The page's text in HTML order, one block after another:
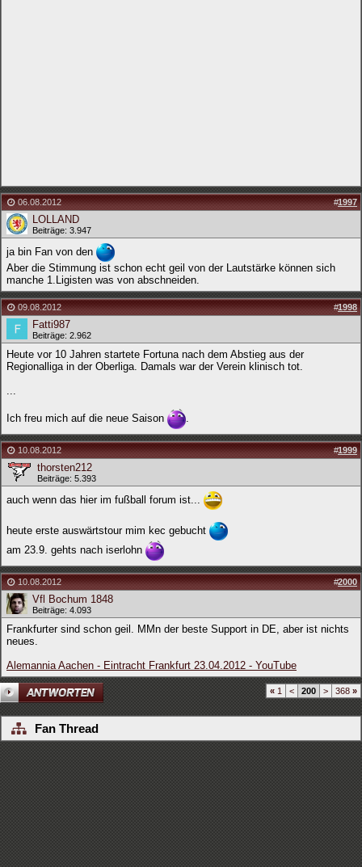
06.08.2012 #1997
LOLLAND
Beiträge: 3.947
ja bin Fan von den
Aber die Stimmung ist schon echt geil von der Lautstärke können sich
manche 1.Ligisten was von abschneiden.
09.08.2012 #1998
Fatti987
Beiträge: 2.962
Heute vor 10 Jahren startete Fortuna nach dem Abstieg aus der
Regionalliga in der Oberliga. Damals war der Verein klinisch tot.
...
Ich freu mich auf die neue Saison .
10.08.2012 #1999
thorsten212
Beiträge: 5.393
auch wenn das hier im fußball forum ist...
heute erste auswärtstour mim kec gebucht
am 23.9. gehts nach iserlohn
10.08.2012 #2000
Vfl Bochum 1848
Beiträge: 4.093
Frankfurter sind schon geil. MMn der beste Support in DE, aber ist nichts
neues.
Alemannia Aachen - Eintracht Frankfurt 23.04.2012 - YouTube
« 1 < 200 > 368 »
Fan Thread